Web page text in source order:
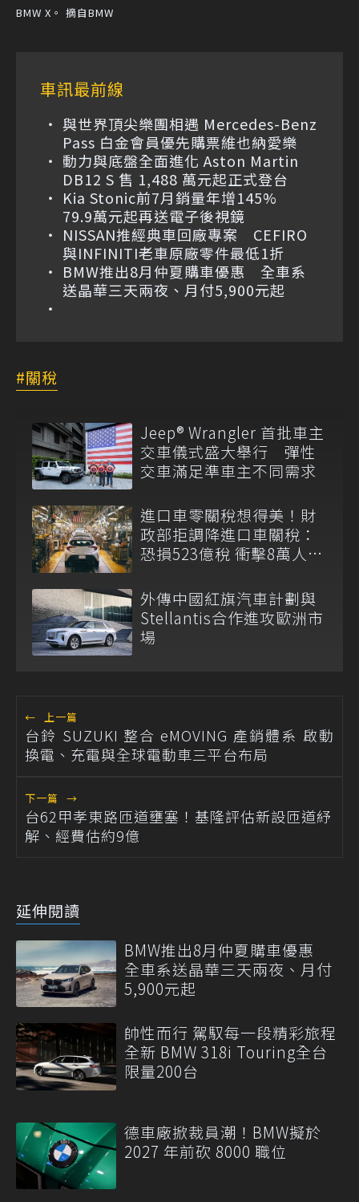
BMW X。 摘自BMW
車訊最前線
與世界頂尖樂團相遇 Mercedes-Benz
Pass 白金會員優先購票維也納愛樂
動力與底盤全面進化 Aston Martin
DB12 S 售 1,488 萬元起正式登台
Kia Stonic前7月銷量年增145%
79.9萬元起再送電子後視鏡
NISSAN推經典車回廠專案 CEFIRO
與INFINITI老車原廠零件最低1折
BMW推出8月仲夏購車優惠 全車系
送晶華三天兩夜、月付5,900元起
關稅
Jeep® Wrangler 首批車主
交車儀式盛大舉行 彈性
交車滿足準車主不同需求
進口車零關稅想得美！財
政部拒調降進口車關稅：
恐損523億稅 衝擊8萬人員
外傳中國紅旗汽車計劃與
Stellantis合作進攻歐洲市
場
← 上一篇
台鈴 SUZUKI 整合 eMOVING 產銷體系 啟動
換電、充電與全球電動車三平台布局
下一篇 →
台62甲孝東路匝道壅塞！基隆評估新設匝道紓
解、經費估約9億
延伸閱讀
BMW推出8月仲夏購車優惠
全車系送晶華三天兩夜、月付
5,900元起
帥性而行 駕馭每一段精彩旅程
全新 BMW 318i Touring全台
限量200台
德車廠掀裁員潮！BMW擬於
2027 年前砍 8000 職位